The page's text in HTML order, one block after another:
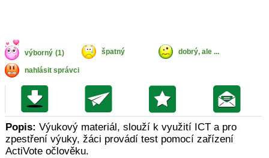
výborný (1) špatný dobrý, ale ...
nahlásit správci
Popis: Výukový materiál, slouží k využití ICT a pro
zpestření výuky, žáci provádí test pomocí zařízení
ActiVote očlověku.